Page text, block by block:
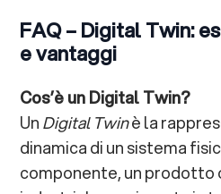
FAQ – Digital Twin:
e vantaggi
Cos’è un Digital Twin?
UnDigital Twinè la
dinamica di un sistema
componente, un prodotto